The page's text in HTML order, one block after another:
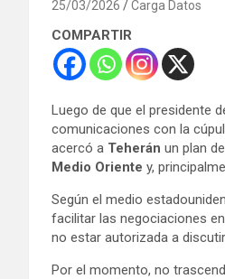
25/03/2026 Carga Datos
COMPARTIR
Luego de que el presidente
comunicaciones con la
acercó a Teherán un plan de
Medio Oriente y,
Según el medio
facilitar las negociaciones
no estar autorizada a
Por el momento, no